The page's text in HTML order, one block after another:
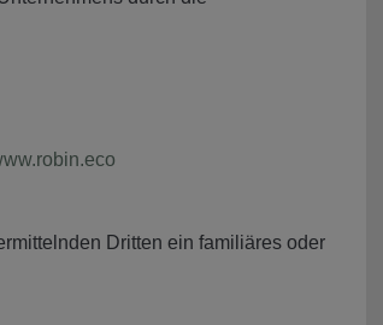
Dritten ein familiäres oder